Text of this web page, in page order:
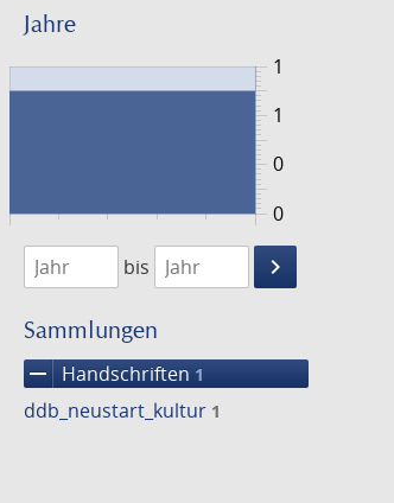
Jahre
0
1
0
1
1474
1475
bis
keyboard_arrow_right
Suche
Sammlungen
remove Handschriften 1
ddb_neustart_kultur 1